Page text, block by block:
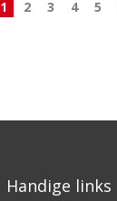
1 2 3 4 5
Handige links